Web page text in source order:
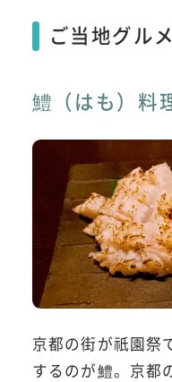
ご当地グルメ
鱧（はも）料
京都の街が祇園祭
するのが鱧。京都